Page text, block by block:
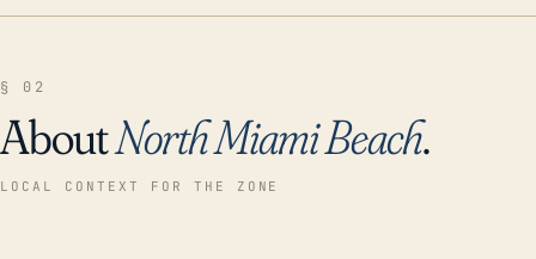
§ 02
AboutNorth Miami Beach.
LOCAL CONTEXT FOR THE ZONE